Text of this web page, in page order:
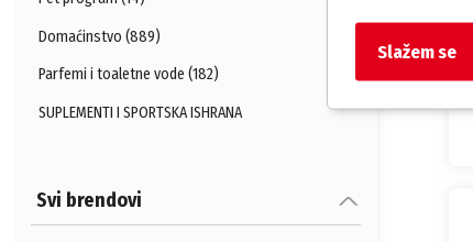
Domaćinstvo (889)
Parfemi i toaletne vode (182)
SUPLEMENTI I SPORTSKA ISHRANA
Svi brendovi
Slažem se